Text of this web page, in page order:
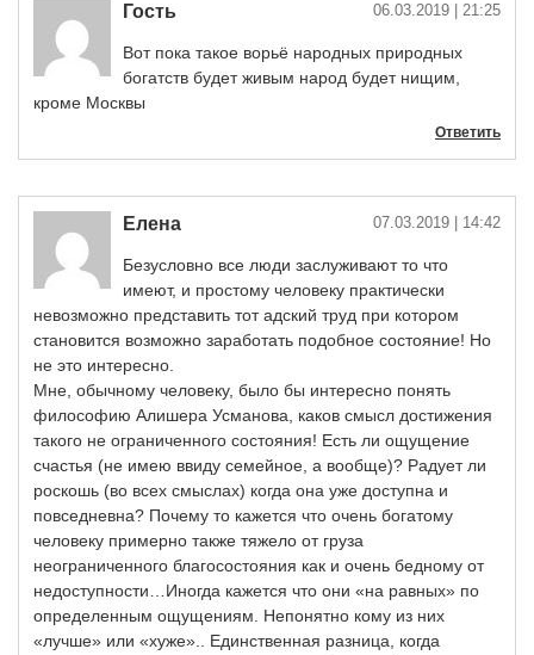
Гость 06.03.2019 | 21:25
Вот пока такое ворьё народных природных
богатств будет живым народ будет нищим,
кроме Москвы
Ответить
Елена 07.03.2019 | 14:42
Безусловно все люди заслуживают то что
имеют, и простому человеку практически
невозможно представить тот адский труд при котором
становится возможно заработать подобное состояние! Но
не это интересно.
Мне, обычному человеку, было бы интересно понять
философию Алишера Усманова, каков смысл достижения
такого не ограниченного состояния! Есть ли ощущение
счастья (не имею ввиду семейное, а вообще)? Радует ли
роскошь (во всех смыслах) когда она уже доступна и
повседневна? Почему то кажется что очень богатому
человеку примерно также тяжело от груза
неограниченного благосостояния как и очень бедному от
недоступности…Иногда кажется что они «на равных» по
определенным ощущениям. Непонятно кому из них
«лучше» или «хуже».. Единственная разница, когда